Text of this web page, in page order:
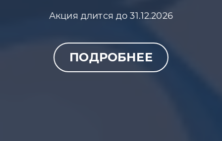
Акция длится до 31.12.2026
ПОДРОБНЕЕ